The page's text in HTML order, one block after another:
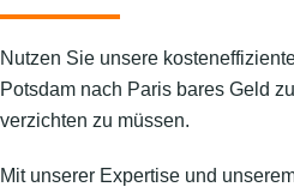
Nutzen Sie unsere
Potsdam nach Paris bares Geld
verzichten zu müssen.
Mit unserer Expertise und